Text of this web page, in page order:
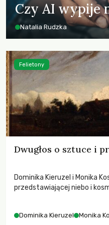
Czy AI wypije
Natalia Rudzka
Dwugłos o sztuce i
Dominika Kieruzel i Monika
przedstawiającej niebo i
Dominika Kieruzel Monika
Felietony